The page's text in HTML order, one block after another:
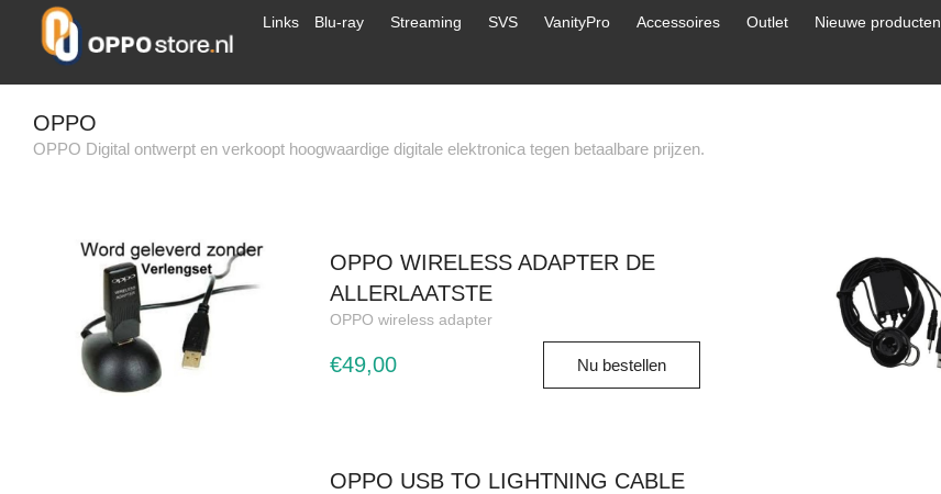
Links Blu-ray Streaming SVS VanityPro Accessoires Outlet Nieuwe producten
OPPO
OPPO Digital ontwerpt en verkoopt hoogwaardige digitale elektronica tegen betaalbare prijzen.
OPPO WIRELESS ADAPTER DE
ALLERLAATSTE
OPPO wireless adapter
€49,00 Nu bestellen
OPPO USB TO LIGHTNING CABLE